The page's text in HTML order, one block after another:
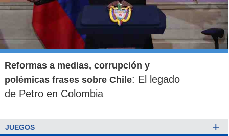
Reformas a medias, corrupción y
polémicas frases sobre Chile: El legado
de Petro en Colombia
JUEGOS +